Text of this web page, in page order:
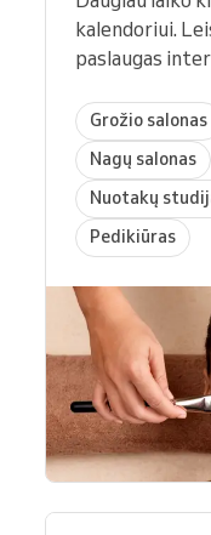
kalendoriui.
paslaugas
Grožio salonas
Nagų salonas
Nuotakų
Pedikiūras